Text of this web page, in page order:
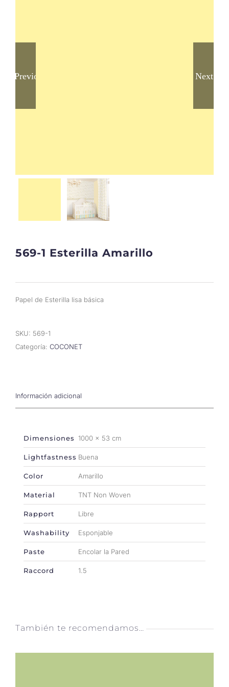
Previous Next
569-1 Esterilla Amarillo
Papel de Esterilla lisa básica
SKU: 569-1
Categoría: COCONET
Información adicional
Dimensiones 1000 × 53 cm
Lightfastness Buena
Color Amarillo
Material TNT Non Woven
Rapport Libre
Washability Esponjable
Paste Encolar la Pared
Raccord 1.5
También te recomendamos…